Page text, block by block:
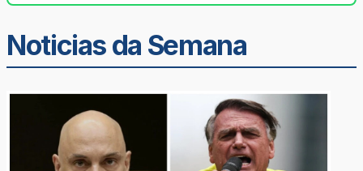
Noticias da Semana